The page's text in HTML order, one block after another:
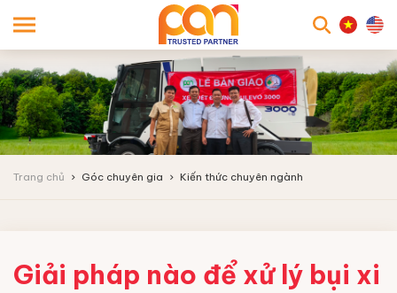
Trang chủ Góc chuyên gia Kiến thức chuyên ngành
Giải pháp nào để xử lý bụi xi